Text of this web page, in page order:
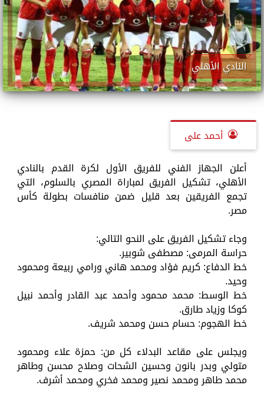
النادي الأهلي
أحمد على
أعلن الجهاز الفني للفريق الأول لكرة القدم بالنادي
الأهلي، تشكيل الفريق لمباراة المصري بالسلوم، التي
تجمع الفريقين بعد قليل ضمن منافسات بطولة كأس
مصر.
وجاء تشكيل الفريق على النحو التالي:
حراسة المرمى: مصطفى شوبير.
خط الدفاع: كريم فؤاد ومحمد هاني ورامي ربيعة ومحمود
وحيد.
خط الوسط: محمد محمود وأحمد عبد القادر وأحمد نبيل
كوكا وزياد طارق.
خط الهجوم: حسام حسن ومحمد شريف.
ويجلس على مقاعد البدلاء كل من: حمزة علاء ومحمود
متولي وبدر بانون وحسين الشحات وصلاح محسن وطاهر
محمد طاهر ومحمد نصير ومحمد فخري ومحمد أشرف.